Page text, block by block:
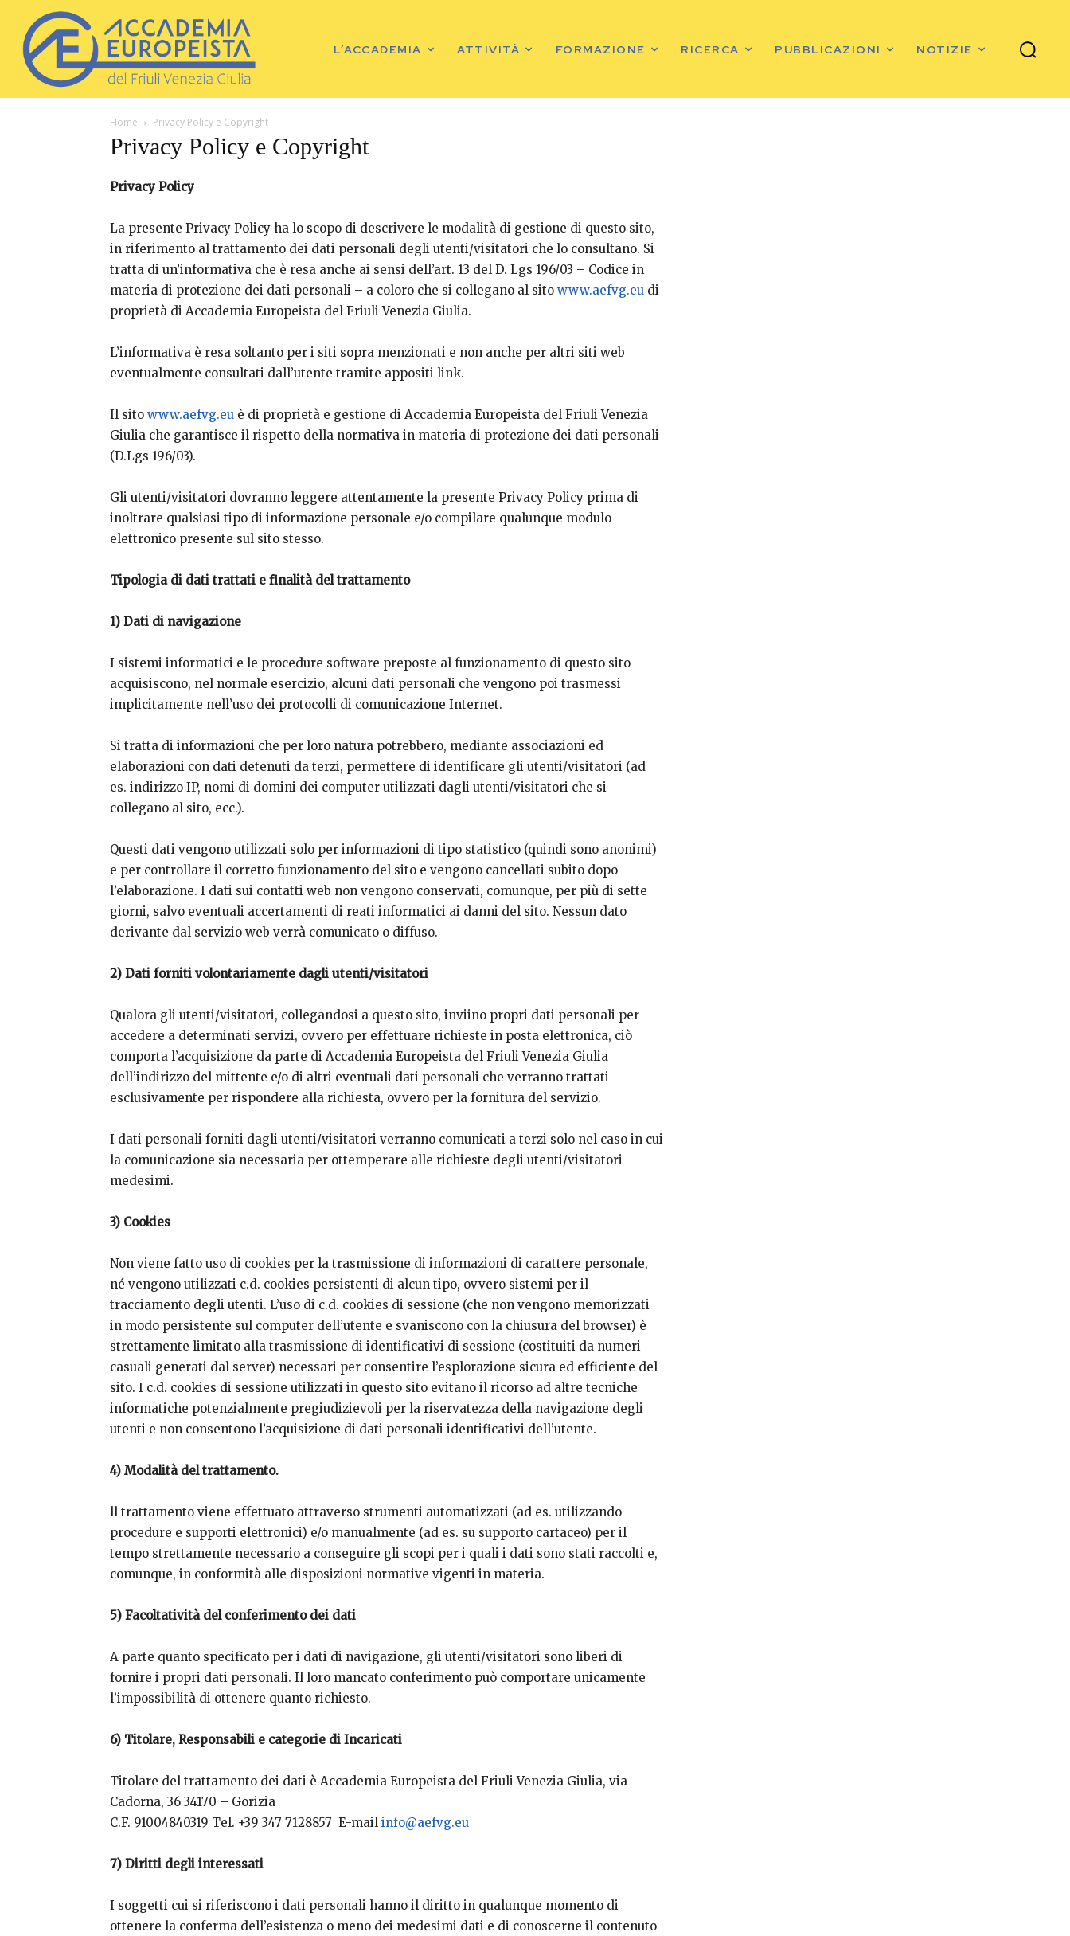
L’ACCADEMIA ATTIVITÀ FORMAZIONE RICERCA PUBBLICAZIONI NOTIZIE
Home Privacy Policy e Copyright
Privacy Policy e Copyright
Privacy Policy
La presente Privacy Policy ha lo scopo di descrivere le modalità di gestione di questo sito,
in riferimento al trattamento dei dati personali degli utenti/visitatori che lo consultano. Si
tratta di un’informativa che è resa anche ai sensi dell’art. 13 del D. Lgs 196/03 – Codice in
materia di protezione dei dati personali – a coloro che si collegano al sito www.aefvg.eu di
proprietà di Accademia Europeista del Friuli Venezia Giulia.
L’informativa è resa soltanto per i siti sopra menzionati e non anche per altri siti web
eventualmente consultati dall’utente tramite appositi link.
Il sito www.aefvg.eu è di proprietà e gestione di Accademia Europeista del Friuli Venezia
Giulia che garantisce il rispetto della normativa in materia di protezione dei dati personali
(D.Lgs 196/03).
Gli utenti/visitatori dovranno leggere attentamente la presente Privacy Policy prima di
inoltrare qualsiasi tipo di informazione personale e/o compilare qualunque modulo
elettronico presente sul sito stesso.
Tipologia di dati trattati e finalità del trattamento
1) Dati di navigazione
I sistemi informatici e le procedure software preposte al funzionamento di questo sito
acquisiscono, nel normale esercizio, alcuni dati personali che vengono poi trasmessi
implicitamente nell’uso dei protocolli di comunicazione Internet.
Si tratta di informazioni che per loro natura potrebbero, mediante associazioni ed
elaborazioni con dati detenuti da terzi, permettere di identificare gli utenti/visitatori (ad
es. indirizzo IP, nomi di domini dei computer utilizzati dagli utenti/visitatori che si
collegano al sito, ecc.).
Questi dati vengono utilizzati solo per informazioni di tipo statistico (quindi sono anonimi)
e per controllare il corretto funzionamento del sito e vengono cancellati subito dopo
l’elaborazione. I dati sui contatti web non vengono conservati, comunque, per più di sette
giorni, salvo eventuali accertamenti di reati informatici ai danni del sito. Nessun dato
derivante dal servizio web verrà comunicato o diffuso.
2) Dati forniti volontariamente dagli utenti/visitatori
Qualora gli utenti/visitatori, collegandosi a questo sito, inviino propri dati personali per
accedere a determinati servizi, ovvero per effettuare richieste in posta elettronica, ciò
comporta l’acquisizione da parte di Accademia Europeista del Friuli Venezia Giulia
dell’indirizzo del mittente e/o di altri eventuali dati personali che verranno trattati
esclusivamente per rispondere alla richiesta, ovvero per la fornitura del servizio.
I dati personali forniti dagli utenti/visitatori verranno comunicati a terzi solo nel caso in cui
la comunicazione sia necessaria per ottemperare alle richieste degli utenti/visitatori
medesimi.
3) Cookies
Non viene fatto uso di cookies per la trasmissione di informazioni di carattere personale,
né vengono utilizzati c.d. cookies persistenti di alcun tipo, ovvero sistemi per il
tracciamento degli utenti. L’uso di c.d. cookies di sessione (che non vengono memorizzati
in modo persistente sul computer dell’utente e svaniscono con la chiusura del browser) è
strettamente limitato alla trasmissione di identificativi di sessione (costituiti da numeri
casuali generati dal server) necessari per consentire l’esplorazione sicura ed efficiente del
sito. I c.d. cookies di sessione utilizzati in questo sito evitano il ricorso ad altre tecniche
informatiche potenzialmente pregiudizievoli per la riservatezza della navigazione degli
utenti e non consentono l’acquisizione di dati personali identificativi dell’utente.
4) Modalità del trattamento.
ll trattamento viene effettuato attraverso strumenti automatizzati (ad es. utilizzando
procedure e supporti elettronici) e/o manualmente (ad es. su supporto cartaceo) per il
tempo strettamente necessario a conseguire gli scopi per i quali i dati sono stati raccolti e,
comunque, in conformità alle disposizioni normative vigenti in materia.
5) Facoltatività del conferimento dei dati
A parte quanto specificato per i dati di navigazione, gli utenti/visitatori sono liberi di
fornire i propri dati personali. Il loro mancato conferimento può comportare unicamente
l’impossibilità di ottenere quanto richiesto.
6) Titolare, Responsabili e categorie di Incaricati
Titolare del trattamento dei dati è Accademia Europeista del Friuli Venezia Giulia, via
Cadorna, 36 34170 – Gorizia
C.F. 91004840319 Tel. +39 347 7128857 E-mail info@aefvg.eu
7) Diritti degli interessati
I soggetti cui si riferiscono i dati personali hanno il diritto in qualunque momento di
ottenere la conferma dell’esistenza o meno dei medesimi dati e di conoscerne il contenuto